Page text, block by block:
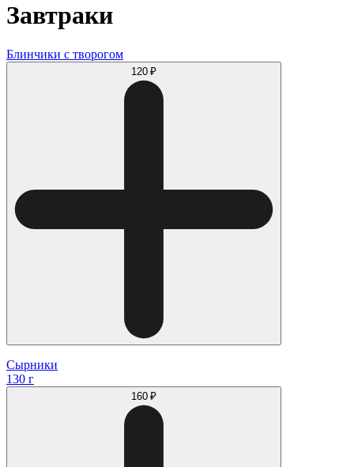
Завтраки
Блинчики с творогом
120 ₽
Сырники
130 г
160 ₽